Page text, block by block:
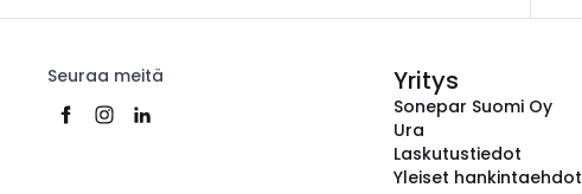
Seuraa meitä Yritys
Sonepar Suomi Oy
Ura
Laskutustiedot
Yleiset hankintaehdot